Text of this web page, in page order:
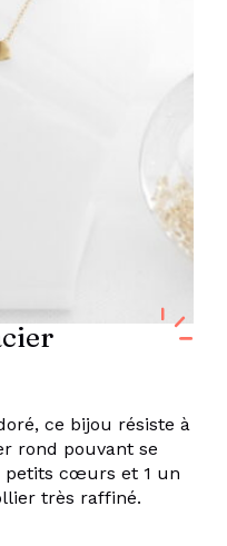
ce bijou résiste à
rond pouvant se
petits cœurs et 1 un
très raffiné.